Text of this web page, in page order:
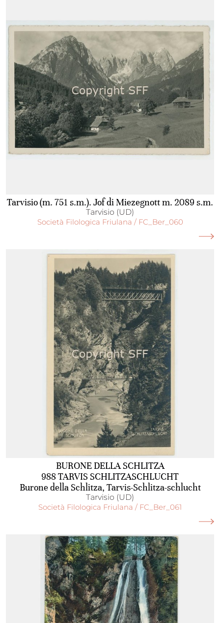
Tarvisio (m. 751 s.m.). Jof di Miezegnott m. 2089 s.m.
Tarvisio (UD)
Società Filologica Friulana / FC_Ber_060
BURONE DELLA SCHLITZA
988 TARVIS SCHLITZASCHLUCHT
Burone della Schlitza, Tarvis-Schlitza-schlucht
Tarvisio (UD)
Società Filologica Friulana / FC_Ber_061